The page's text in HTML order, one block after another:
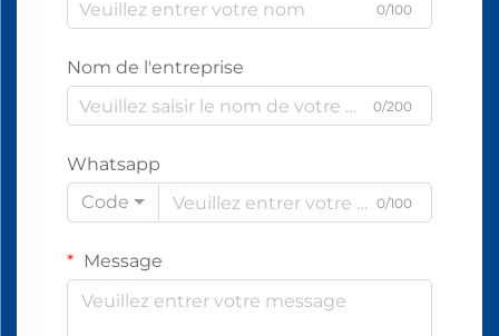
0/100
Nom de l'entreprise
0/200
Whatsapp
Code
0/100
Message